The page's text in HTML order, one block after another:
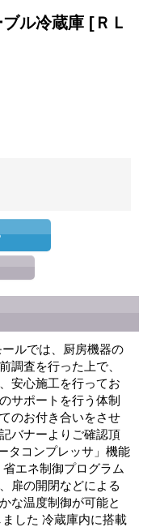
ブル冷蔵庫 [ＲＬ
ルでは、厨房機器の
調査を行った上で、
安心施工を行ってお
サポートを行う体制
のお付き合いをさせ
バナーよりご確認頂
コンプレッサ」機能
エネ制御プログラム
扉の開閉などによる
な温度制御が可能と
した 冷蔵庫内に搭載